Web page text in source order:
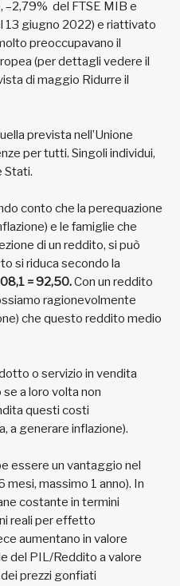
del FTSE MIB e
13 giugno 2022) e riattivato
preoccupavano il
(per dettagli vedere il
di maggio Ridurre il
prevista nell’Unione
per tutti. Singoli individui,
Stati.
conto che la perequazione
e le famiglie che
di un reddito, si può
si riduca secondo la
= 92,50.Con un reddito
ragionevolmente
che questo reddito medio
o servizio in vendita
a loro volta non
questi costi
a generare inflazione).
essere un vantaggio nel
massimo 1 anno). In
costante in termini
reali per effetto
aumentano in valore
del PIL/Reddito a valore
prezzi gonfiati